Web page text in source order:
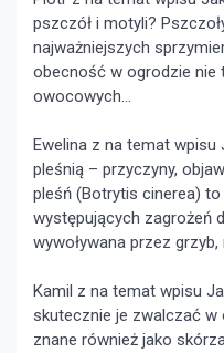
pszczół i motyli?
najważniejszych
obecność w ogrodzie nie
owocowych...
Ewelina z na temat wpisu
pleśnią – przyczyny,
pleśń (Botrytis cinerea)
występujących zagrożeń
wywoływana przez
Kamil z na temat wpisu
skutecznie je zwalczać w
znane również jako